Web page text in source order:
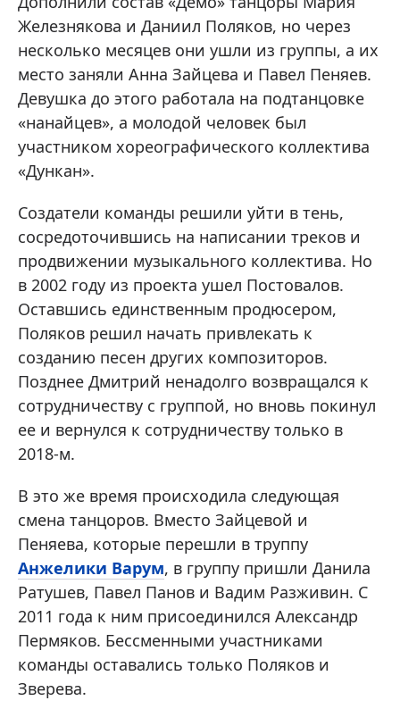
Железнякова и Даниил Поляков, но через
несколько месяцев они ушли из группы, а их
место заняли Анна Зайцева и Павел Пеняев.
Девушка до этого работала на подтанцовке
«нанайцев», а молодой человек был
участником хореографического коллектива
«Дункан».
Создатели команды решили уйти в тень,
сосредоточившись на написании треков и
продвижении музыкального коллектива. Но
в 2002 году из проекта ушел Постовалов.
Оставшись единственным продюсером,
Поляков решил начать привлекать к
созданию песен других композиторов.
Позднее Дмитрий ненадолго возвращался к
сотрудничеству с группой, но вновь покинул
ее и вернулся к сотрудничеству только в
2018-м.
В это же время происходила следующая
смена танцоров. Вместо Зайцевой и
Пеняева, которые перешли в труппу
Анжелики Варум, в группу пришли Данила
Ратушев, Павел Панов и Вадим Разживин. С
2011 года к ним присоединился Александр
Пермяков. Бессменными участниками
команды оставались только Поляков и
Зверева.